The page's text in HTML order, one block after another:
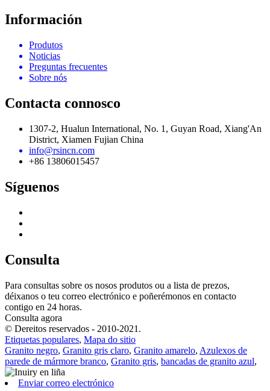
Información
Produtos
Noticias
Preguntas frecuentes
Sobre nós
Contacta connosco
1307-2, Hualun International, No. 1, Guyan Road, Xiang'An
District, Xiamen Fujian China
info@rsincn.com
+86 13806015457
Síguenos
Consulta
Para consultas sobre os nosos produtos ou a lista de prezos,
déixanos o teu correo electrónico e poñerémonos en contacto
contigo en 24 horas.
Consulta agora
© Dereitos reservados - 2010-2021.
Etiquetas populares, Mapa do sitio
Granito negro, Granito gris claro, Granito amarelo, Azulexos de
parede de mármore branco, Granito gris, bancadas de granito azul,
Enviar correo electrónico